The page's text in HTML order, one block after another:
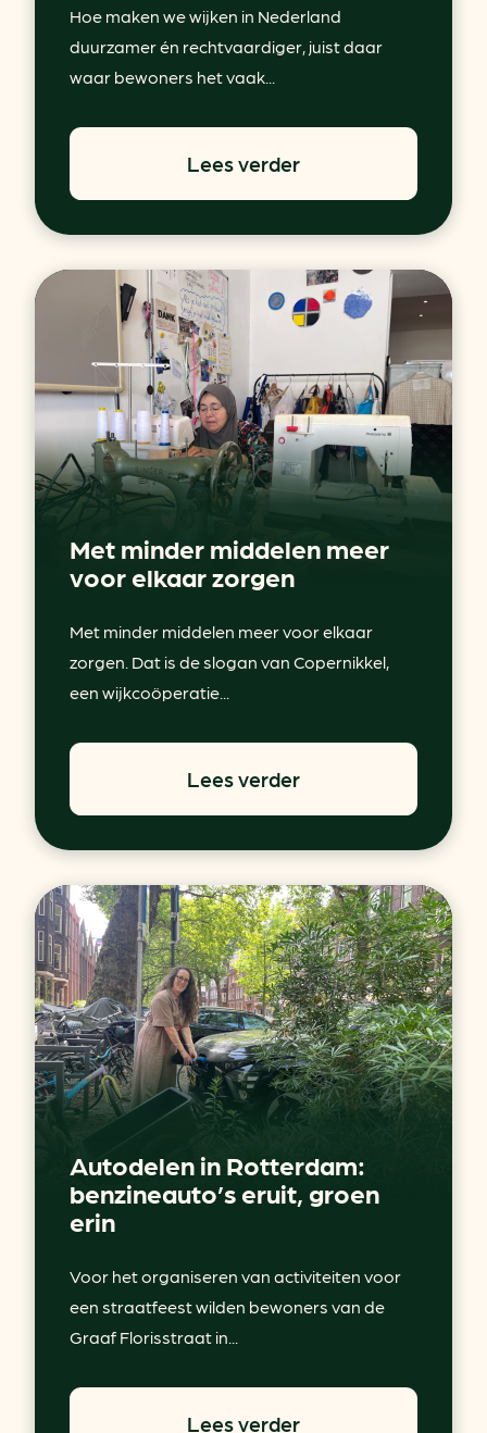
Hoe maken we wijken in Nederland
duurzamer én rechtvaardiger, juist daar
waar bewoners het vaak...
Lees verder
Met minder middelen meer
voor elkaar zorgen
Met minder middelen meer voor elkaar
zorgen. Dat is de slogan van Copernikkel,
een wijkcoöperatie...
Lees verder
Autodelen in Rotterdam:
benzineauto’s eruit, groen
erin
Voor het organiseren van activiteiten voor
een straatfeest wilden bewoners van de
Graaf Florisstraat in...
Lees verder